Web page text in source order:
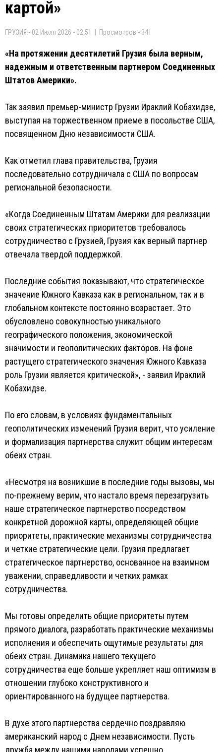
картой»
ГРУЗИЯ - 02 Июля 2026 - 02:51 | Просмотров - 341
«На протяжении десятилетий Грузия была верным,
надежным и ответственным партнером Соединенных
Штатов Америки».
Так заявил премьер-министр Грузии Ираклий Кобахидзе,
выступая на торжественном приеме в посольстве США,
посвященном Дню независимости США.
Как отметил глава правительства, Грузия
последовательно сотрудничала с США по вопросам
региональной безопасности.
«Когда Соединенным Штатам Америки для реализации
своих стратегических приоритетов требовалось
сотрудничество с Грузией, Грузия как верный партнер
отвечала твердой поддержкой.
Последние события показывают, что стратегическое
значение Южного Кавказа как в региональном, так и в
глобальном контексте постоянно возрастает. Это
обусловлено совокупностью уникального
географического положения, экономической
значимости и геополитических факторов. На фоне
растущего стратегического значения Южного Кавказа
роль Грузии является критической», - заявил Ираклий
Кобахидзе.
По его словам, в условиях фундаментальных
геополитических изменений Грузия верит, что усиление
и формализация партнерства служит общим интересам
обеих стран.
«Несмотря на возникшие в последние годы вызовы, мы
по-прежнему верим, что настало время перезагрузить
наше стратегическое партнерство посредством
конкретной дорожной карты, определяющей общие
приоритеты, практические механизмы сотрудничества
и четкие стратегические цели. Грузия предлагает
стратегическое партнерство, основанное на взаимном
уважении, справедливости и четких рамках
сотрудничества.
Мы готовы определить общие приоритеты путем
прямого диалога, разработать практические механизмы
исполнения и обеспечить ощутимые результаты для
обеих стран. Динамика нашего текущего
сотрудничества еще больше укрепляет наш оптимизм в
отношении глубоко конструктивного и
ориентированного на будущее партнерства.
В духе этого партнерства сердечно поздравляю
американский народ с Днем независимости. Пусть
дружба между нашими народами успешно